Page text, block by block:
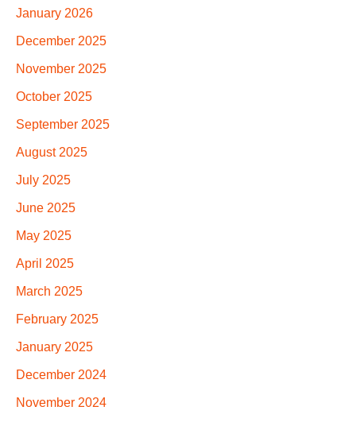
January 2026
December 2025
November 2025
October 2025
September 2025
August 2025
July 2025
June 2025
May 2025
April 2025
March 2025
February 2025
January 2025
December 2024
November 2024